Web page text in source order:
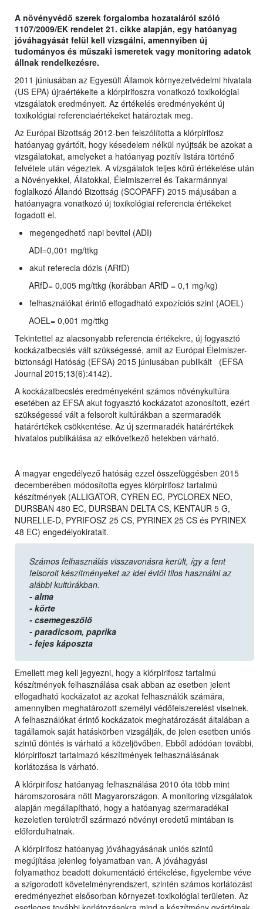
A növényvédő szerek forgalomba hozataláról szóló
1107/2009/EK rendelet 21. cikke alapján, egy hatóanyag
jóváhagyását felül kell vizsgálni, amennyiben új
tudományos és műszaki ismeretek vagy monitoring adatok
állnak rendelkezésre.
2011 júniusában az Egyesült Államok környezetvédelmi hivatala
(US EPA) újraértékelte a klórpirifoszra vonatkozó toxikológiai
vizsgálatok eredményeit. Az értékelés eredményeként új
toxikológiai referenciaértékeket határoztak meg.
Az Európai Bizottság 2012-ben felszólította a klórpirifosz
hatóanyag gyártóit, hogy késedelem nélkül nyújtsák be azokat a
vizsgálatokat, amelyeket a hatóanyag pozitív listára történő
felvétele után végeztek. A vizsgálatok teljes körű értékelése után
a Növényekkel, Állatokkal, Élelmiszerrel és Takarmánnyal
foglalkozó Állandó Bizottság (SCOPAFF) 2015 májusában a
hatóanyagra vonatkozó új toxikológiai referencia értékeket
fogadott el.
megengedhető napi bevitel (ADI)
ADI=0,001 mg/ttkg
akut referecia dózis (ARfD)
ARfD= 0,005 mg/ttkg (korábban ARfD = 0,1 mg/kg)
felhasználókat érintő elfogadható expozíciós szint (AOEL)
AOEL= 0,001 mg/ttkg
Tekintettel az alacsonyabb referencia értékekre, új fogyasztó
kockázatbecslés vált szükségessé, amit az Európai Élelmiszer-
biztonsági Hatóság (EFSA) 2015 júniusában publikált (EFSA
Journal 2015;13(6):4142).
A kockázatbecslés eredményeként számos növénykultúra
esetében az EFSA akut fogyasztó kockázatot azonosított, ezért
szükségessé vált a felsorolt kultúrákban a szermaradék
határértékek csökkentése. Az új szermaradék határértékek
hivatalos publikálása az elkövetkező hetekben várható.
A magyar engedélyező hatóság ezzel összefüggésben 2015
decemberében módosította egyes klórpirifosz tartalmú
készítmények (ALLIGATOR, CYREN EC, PYCLOREX NEO,
DURSBAN 480 EC, DURSBAN DELTA CS, KENTAUR 5 G,
NURELLE-D, PYRIFOSZ 25 CS, PYRINEX 25 CS és PYRINEX
48 EC) engedélyokiratait.
Számos felhasználás visszavonásra került, így a fent
felsorolt készítményeket az idei évtől tilos használni az
alábbi kultúrákban.
- alma
- körte
- csemegeszőlő
- paradicsom, paprika
- fejes káposzta
Emellett meg kell jegyezni, hogy a klórpirifosz tartalmú
készítmények felhasználása csak abban az esetben jelent
elfogadható kockázatot az azokat felhasználók számára,
amennyiben meghatározott személyi védőfelszerelést viselnek.
A felhasználókat érintő kockázatok meghatározását általában a
tagállamok saját hatáskörben vizsgálják, de jelen esetben uniós
szintű döntés is várható a közeljövőben. Ebből adódóan további,
klórpirifoszt tartalmazó készítmények felhasználásának
korlátozása is várható.
A klórpirifosz hatóanyag felhasználása 2010 óta több mint
háromszorosára nőtt Magyarországon. A monitoring vizsgálatok
alapján megállapítható, hogy a hatóanyag szermaradékai
kezeletlen területről származó növényi eredetű mintában is
előfordulhatnak.
A klórpirifosz hatóanyag jóváhagyásának uniós szintű
megújítása jelenleg folyamatban van. A jóváhagyási
folyamathoz beadott dokumentáció értékelése, figyelembe véve
a szigorodott követelményrendszert, szintén számos korlátozást
eredményezhet elsősorban környezet-toxikológiai területen. Az